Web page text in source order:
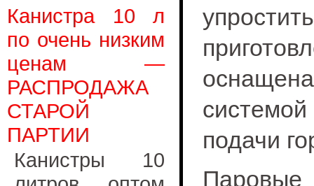
Канистра 10 л
по очень низким
ценам —
РАСПРОДАЖА
СТАРОЙ
ПАРТИИ
Канистры 10
подачи